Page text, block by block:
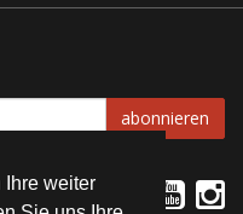
Ihre weiter
abonnieren